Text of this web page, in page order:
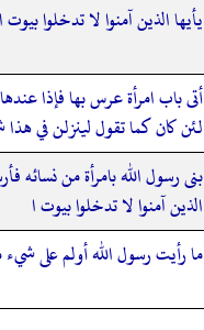
يأيها الذين آمنوا لا تدخلوا
أتى باب امرأة عرس بها فإذا
لئن كان كما تقول لينزلن في
بنى رسول الله بامرأة من نسائه
الذين آمنوا لا تدخلوا بيوت ا
ما رأيت رسول الله أولم على